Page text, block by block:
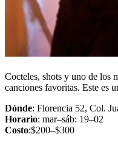
Cocteles, shots y uno de los
canciones favoritas. Este es
Dónde: Florencia 52, Col.
Horario: mar–sáb: 19–02
Costo:$200–$300